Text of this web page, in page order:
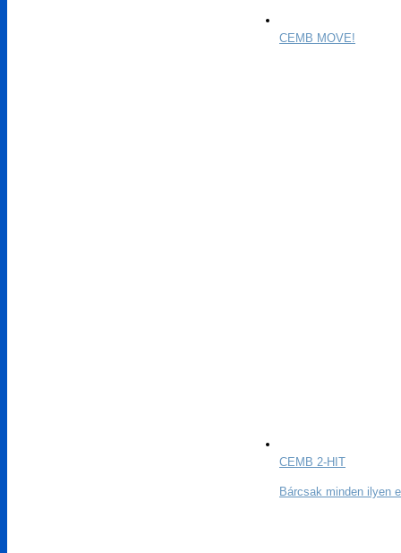
CEMB MOVE!
CEMB 2-HIT
Bárcsak minden ilyen